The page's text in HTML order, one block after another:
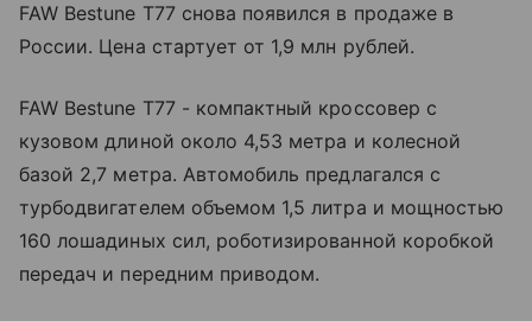
FAW Bestune T77 снова появился в продаже в
России. Цена стартует от 1,9 млн рублей.
FAW Bestune T77 - компактный кроссовер с
кузовом длиной около 4,53 метра и колесной
базой 2,7 метра. Автомобиль предлагался с
турбодвигателем объемом 1,5 литра и мощностью
160 лошадиных сил, роботизированной коробкой
передач и передним приводом.